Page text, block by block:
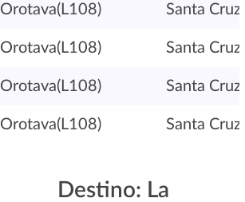
Orotava(L108) Santa
Orotava(L108) Santa
Orotava(L108) Santa
Orotava(L108) Santa
Destino: La